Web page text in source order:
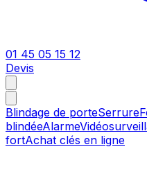
01 45 05 15 12
Devis
Blindage de porteSerrure
blindéeAlarme
fortAchat clés en ligne